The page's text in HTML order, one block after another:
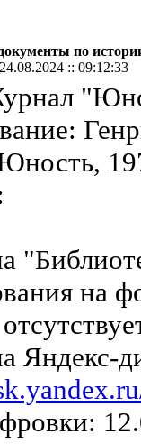
по
24.08.2024 :: 09:12:33
на
Яндекс-